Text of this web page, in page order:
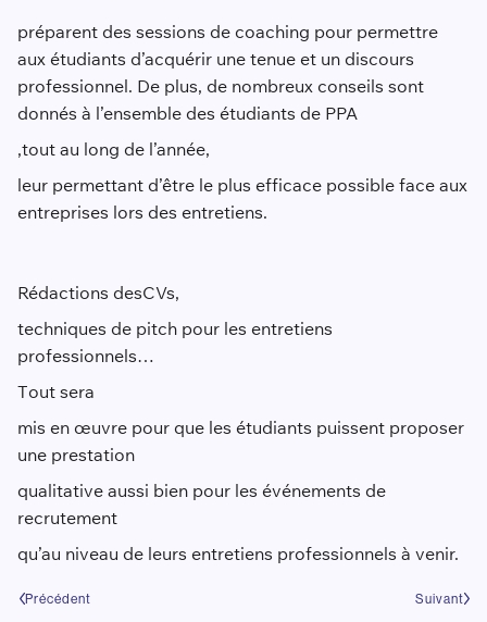
préparent des sessions de coaching pour permettre
aux étudiants d’acquérir une tenue et un discours
professionnel. De plus, de nombreux conseils sont
donnés à l’ensemble des étudiants de PPA
,tout au long de l’année,
leur permettant d’être le plus efficace possible face aux
entreprises lors des entretiens.
Rédactions desCVs,
techniques de pitch pour les entretiens
professionnels…
Tout sera
mis en œuvre pour que les étudiants puissent proposer
une prestation
qualitative aussi bien pour les événements de
recrutement
qu’au niveau de leurs entretiens professionnels à venir.
Précédent Suivant